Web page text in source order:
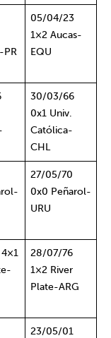
PR
05/04/23
1×2 Aucas-
EQU
30/03/66
0x1 Univ.
Católica-
CHL
27/05/70
0x0 Peñarol-
URU
28/07/76
1×2 River
Plate-ARG
23/05/01